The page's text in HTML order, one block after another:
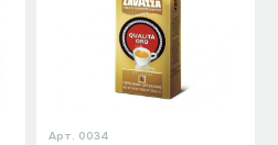
Арт. 0034